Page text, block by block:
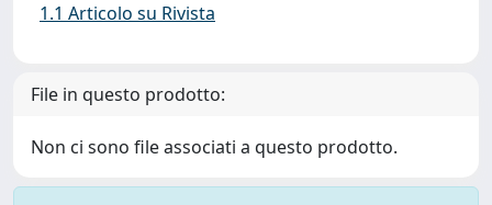
1.1 Articolo su Rivista
File in questo prodotto:
Non ci sono file associati a questo prodotto.